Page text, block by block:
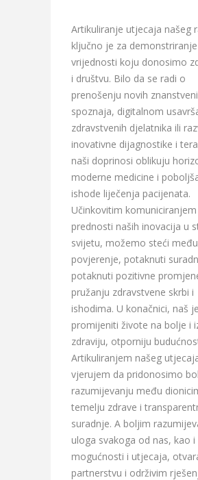
Artikuliranje utjecaja našeg
ključno je za demonstriranje
vrijednosti koju donosimo
i društvu. Bilo da se radi o
prenošenju novih
spoznaja, digitalnom
zdravstvenih djelatnika ili
inovativne dijagnostike i
naši doprinosi oblikuju
moderne medicine i
ishode liječenja pacijenata.
Učinkovitim komuniciranjem
prednosti naših inovacija u
svijetu, možemo steći
povjerenje, potaknuti
potaknuti pozitivne
pružanju zdravstvene skrbi i
ishodima. U konačnici, naš
promijeniti živote na bolje i
zdraviju, otporniju
Artikuliranjem našeg
vjerujem da pridonosimo
razumijevanju među
temelju zdrave i
suradnje. A boljim
uloga svakoga od nas, kao i
mogućnosti i utjecaja,
partnerstvu i održivim